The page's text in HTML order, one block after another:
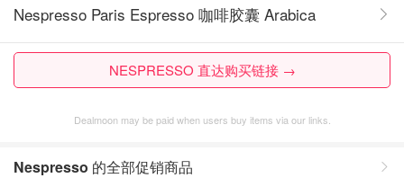
Nespresso Paris Espresso 咖啡胶囊 Arabica
NESPRESSO 直达购买链接 →
Dealmoon may be paid when users buy items via our links.
Nespresso 的全部促销商品